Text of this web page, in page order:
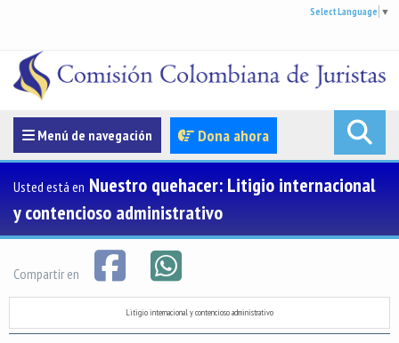
Select Language ▼
Menúde navegación
Menú de navegación Dona ahora
Usted está en Nuestro quehacer: Litigio internacional
y contencioso administrativo
Compartir en
Litigio internacional y contencioso administrativo